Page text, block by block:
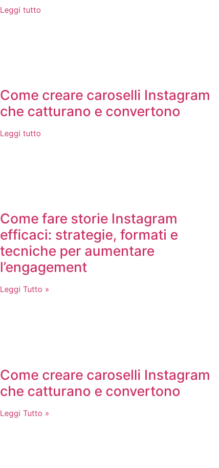
Leggi tutto
Come creare caroselli Instagram
che catturano e convertono
Leggi tutto
Come fare storie Instagram
efficaci: strategie, formati e
tecniche per aumentare
l’engagement
Leggi Tutto »
Come creare caroselli Instagram
che catturano e convertono
Leggi Tutto »